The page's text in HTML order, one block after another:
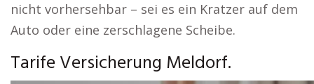
nicht vorhersehbar – sei es ein Kratzer auf dem
Auto oder eine zerschlagene Scheibe.
Tarife Versicherung Meldorf.